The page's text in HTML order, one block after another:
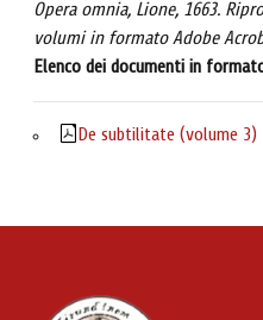
Opera omnia, Lione, 1663.
volumi in formato Adobe
Elenco dei documenti in
De subtilitate (volume 3)